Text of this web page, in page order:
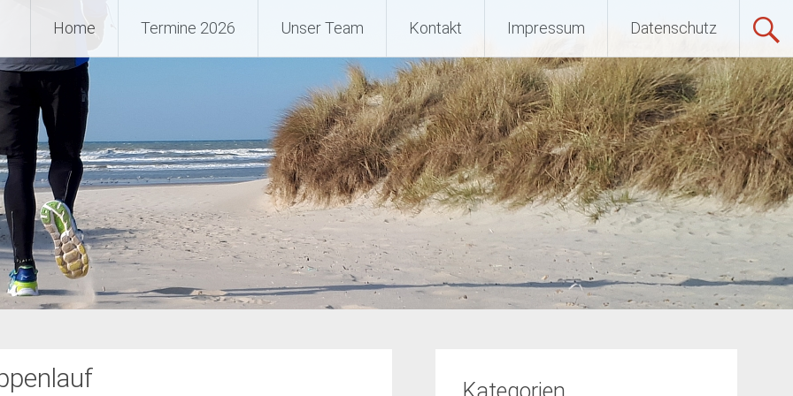
Ultramarathon, Ultratrail, Ultratriathlon
Home Termine 2026 Unser Team Kontakt Impressum Datenschutz